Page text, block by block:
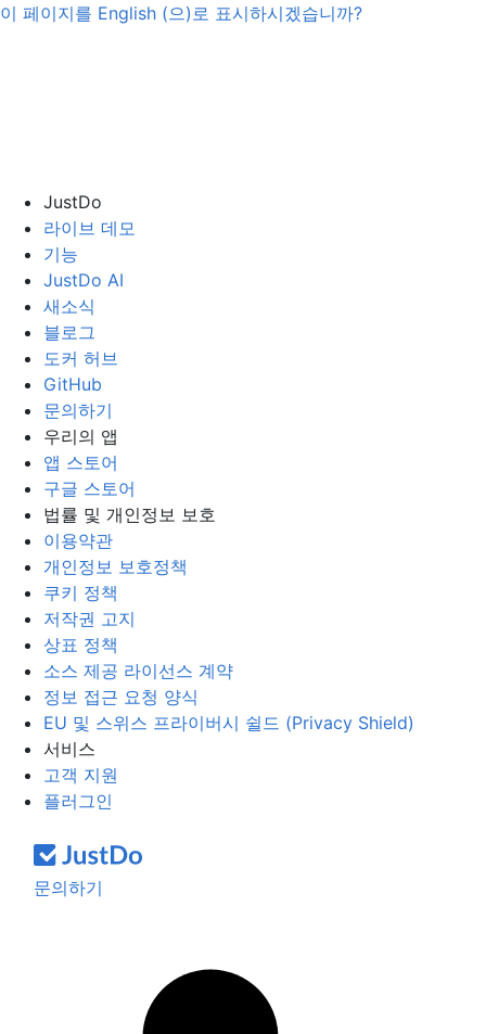
이 페이지를 English (으)로 표시하시겠습니까?
JustDo
라이브 데모
기능
JustDo AI
새소식
블로그
도커 허브
GitHub
문의하기
우리의 앱
앱 스토어
구글 스토어
법률 및 개인정보 보호
이용약관
개인정보 보호정책
쿠키 정책
저작권 고지
상표 정책
소스 제공 라이선스 계약
정보 접근 요청 양식
EU 및 스위스 프라이버시 쉴드 (Privacy Shield)
서비스
고객 지원
플러그인
문의하기